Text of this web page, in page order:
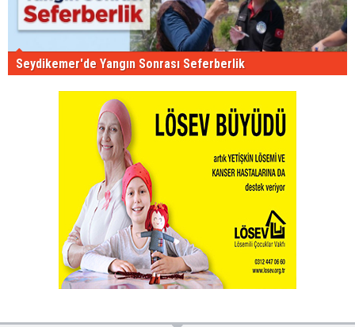
Seydikemer'de Yangın Sonrası Seferberlik